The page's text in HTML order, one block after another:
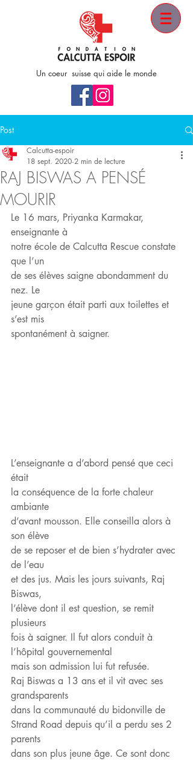
Un coeur suisse qui aide le monde
Post
RAJ BISWAS A PENSÉ
MOURIR
Calcutta-espoir
18 sept. 2020 2 min de lecture
Le 16 mars, Priyanka Karmakar,
enseignante à
notre école de Calcutta Rescue constate
que l’un
de ses élèves saigne abondamment du
nez. Le
jeune garçon était parti aux toilettes et
s’est mis
spontanément à saigner.
L’enseignante a d’abord pensé que ceci
était
la conséquence de la forte chaleur
ambiante
d’avant mousson. Elle conseilla alors à
son élève
de se reposer et de bien s’hydrater avec
de l’eau
et des jus. Mais les jours suivants, Raj
Biswas,
l’élève dont il est question, se remit
plusieurs
fois à saigner. Il fut alors conduit à
l’hôpital gouvernemental
mais son admission lui fut refusée.
Raj Biswas a 13 ans et il vit avec ses
grandsparents
dans la communauté du bidonville de
Strand Road depuis qu’il a perdu ses 2
parents
dans son plus jeune âge. Ce sont donc